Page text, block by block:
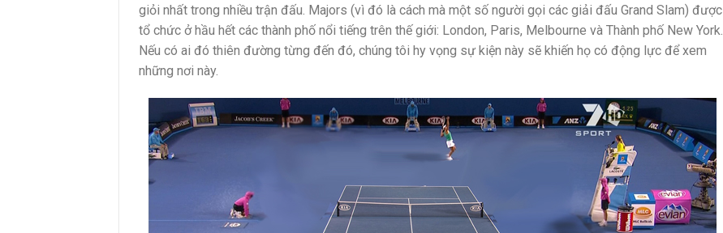
giỏi nhất trong nhiều trận đấu. Majors (vì đó là cách mà một số người gọi các giải đấu Grand Slam) được
tổ chức ở hầu hết các thành phố nổi tiếng trên thế giới: London, Paris, Melbourne và Thành phố New York.
Nếu có ai đó thiên đường từng đến đó, chúng tôi hy vọng sự kiện này sẽ khiến họ có động lực để xem
những nơi này.